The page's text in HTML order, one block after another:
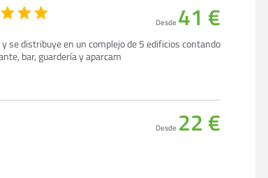
se distribuye en un complejo de 5 edificios contando
bar, guardería y aparcam
Desde 41 €
Desde 22 €